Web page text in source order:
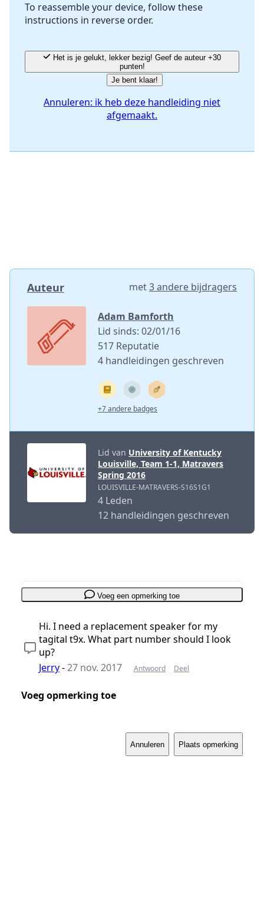
Annuleren
To reassemble your device, follow these
instructions in reverse order.
punten!
Je bent klaar!
Annuleren: ik heb deze handleiding niet
afgemaakt.
Auteur met3 andere bijdragers
Adam Bamforth
Lid sinds: 02/01/16
517 Reputatie
4 handleidingen geschreven
+7 andere badges
Lid van University of Kentucky
Louisville, Team 1-1, Matravers
Spring 2016
LOUISVILLE-MATRAVERS-S16S1G1
4 Leden
12 handleidingen geschreven
Voeg een opmerking toe
Hi. I need a replacement speaker for my
tagital t9x. What part number should I look
up?
Jerry-27 nov. 2017 Antwoord Deel
Voeg opmerking toe
Annuleren Plaats opmerking